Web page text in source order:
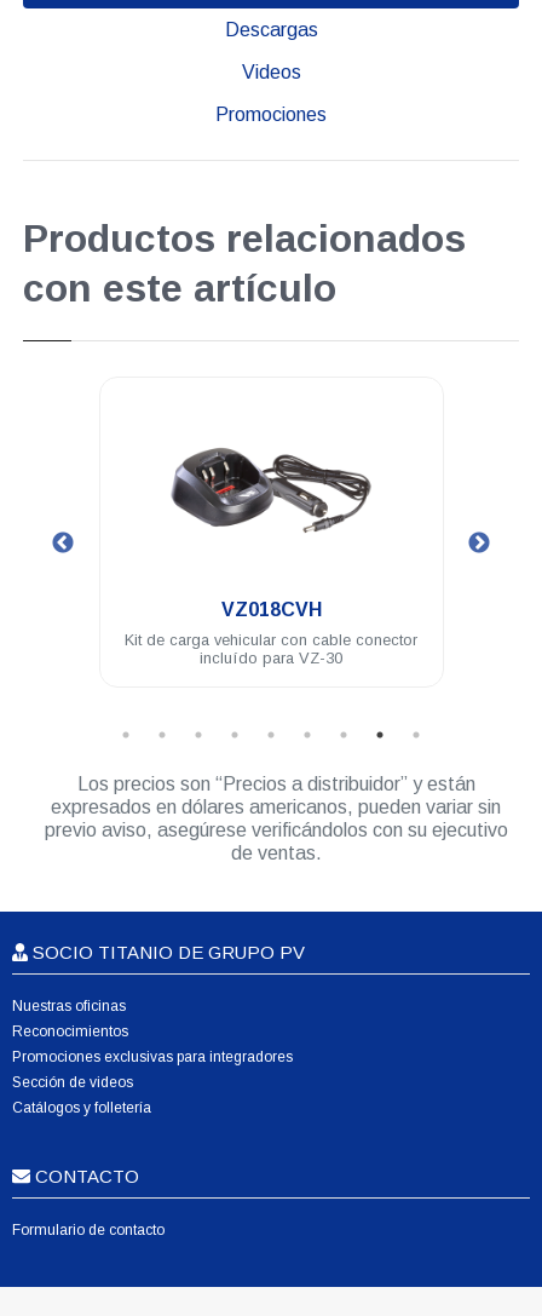
Descargas
Videos
Promociones
Productos relacionados
con este artículo
VZ018CVH
Kit de carga vehicular con cable conector
incluído para VZ-30
Los precios son “Precios a distribuidor” y están
expresados en dólares americanos, pueden variar sin
previo aviso, asegúrese verificándolos con su ejecutivo
de ventas.
SOCIO TITANIO DE GRUPO PV
Nuestras oficinas
Reconocimientos
Promociones exclusivas para integradores
Sección de videos
Catálogos y folletería
CONTACTO
Formulario de contacto